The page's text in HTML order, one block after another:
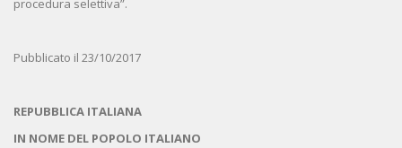
procedura selettiva”.
Pubblicato il 23/10/2017
REPUBBLICA ITALIANA
IN NOME DEL POPOLO ITALIANO